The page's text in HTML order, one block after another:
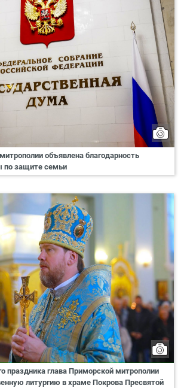
объявлена благодарность
по защите семьи
праздника глава Приморской митрополии
литургию в храме Покрова Пресвятой